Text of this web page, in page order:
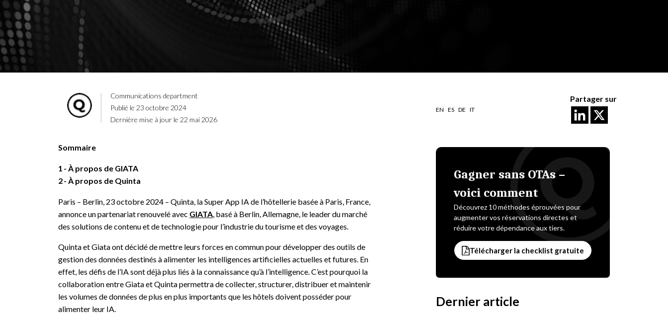
Communications department
Publié le 23 octobre 2024
Dernière mise à jour le 22 mai 2026
EN ES DE IT
Partager sur
Sommaire
1
À propos de GIATA
2 À propos de Quinta
Paris – Berlin, 23 octobre 2024 – Quinta, la Super App IA de l’hôtellerie basée à Paris, France,
annonce un partenariat renouvelé avec GIATA, basé à Berlin, Allemagne, le leader du marché
des solutions de contenu et de technologie pour l’industrie du tourisme et des voyages.
Quinta et Giata ont décidé de mettre leurs forces en commun pour développer des outils de
gestion des données destinés à alimenter les intelligences artificielles actuelles et futures. En
effet, les défis de l’IA sont déjà plus liés à la connaissance qu’à l’intelligence. C’est pourquoi la
collaboration entre Giata et Quinta permettra de collecter, structurer, distribuer et maintenir
les volumes de données de plus en plus importants que les hôtels doivent posséder pour
alimenter leur IA.
Gagner sans OTAs –
voici comment
Découvrez 10 méthodes éprouvées pour
augmenter vos réservations directes et
réduire votre dépendance aux tiers.
Télécharger la checklist gratuite
Dernier article